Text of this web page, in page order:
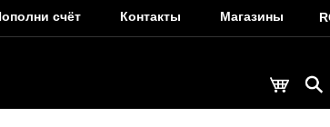
счёт Контакты Магазины